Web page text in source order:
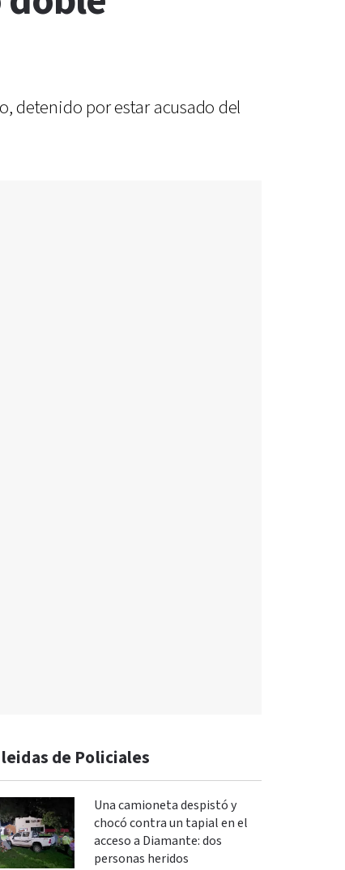
detenido por estar acusado del
leidas de Policiales
Una camioneta despistó y
chocó contra un tapial en el
acceso a Diamante: dos
personas heridos